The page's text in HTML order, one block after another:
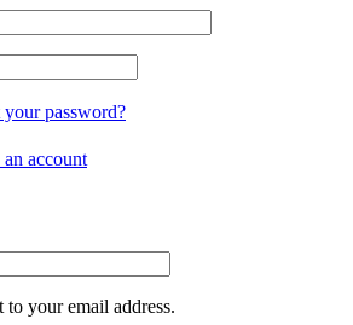
password?
an account
your email address.